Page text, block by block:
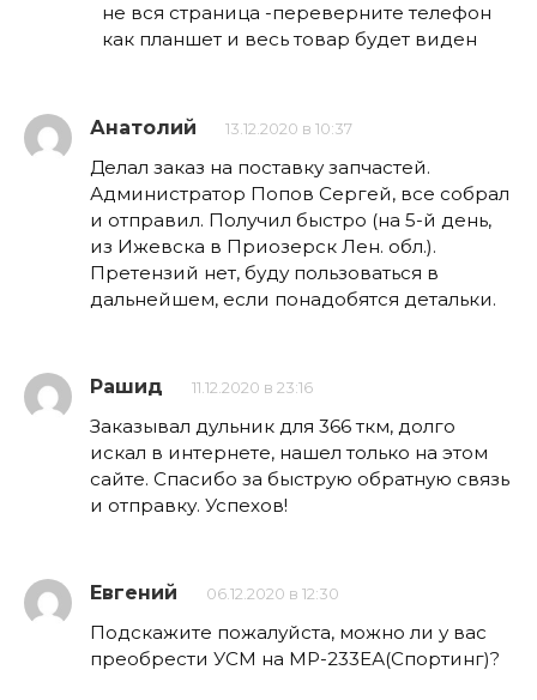
не вся страница -переверните телефон
как планшет и весь товар будет виден
Анатолий 13.12.2020 в 10:37
Делал заказ на поставку запчастей.
Администратор Попов Сергей, все собрал
и отправил. Получил быстро (на 5-й день,
из Ижевска в Приозерск Лен. обл.).
Претензий нет, буду пользоваться в
дальнейшем, если понадобятся детальки.
Рашид 11.12.2020 в 23:16
Заказывал дульник для 366 ткм, долго
искал в интернете, нашел только на этом
сайте. Спасибо за быструю обратную связь
и отправку. Успехов!
Евгений 06.12.2020 в 12:30
Подскажите пожалуйста, можно ли у вас
преобрести УСМ на МР-233ЕА(Спортинг)?